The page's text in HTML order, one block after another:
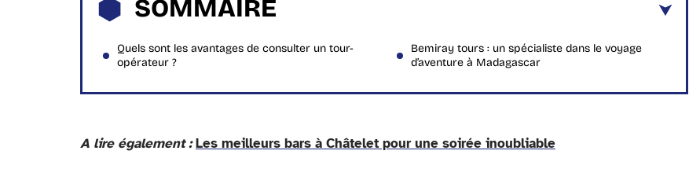
SOMMAIRE
Quels sont les avantages de consulter un tour-
opérateur ?
Bemiray tours : un spécialiste dans le voyage
d’aventure à Madagascar
A lire également : Les meilleurs bars à Châtelet pour une soirée inoubliable